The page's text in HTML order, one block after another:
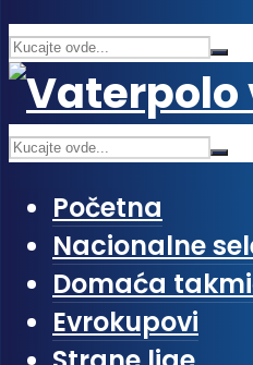
Početna
Nacionalne
Domaća
Evrokupovi